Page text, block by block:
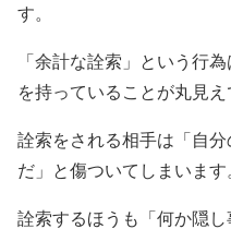
す。
「余計な詮索」という行
を持っていることが丸見え
詮索をされる相手は「自
だ」と傷ついてしまいます
詮索するほうも「何か隠